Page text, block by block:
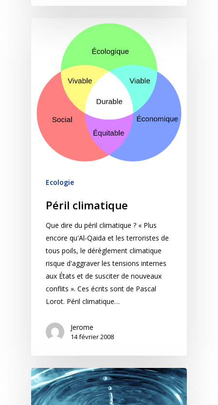
Ecologie
Péril climatique
Que dire du péril climatique ? « Plus
encore qu'Al-Qaida et les terroristes de
tous poils, le dérèglement climatique
risque d'aggraver les tensions internes
aux États et de susciter de nouveaux
conflits ». Ces écrits sont de Pascal
Lorot. Péril climatique…
Jerome
14 février 2008